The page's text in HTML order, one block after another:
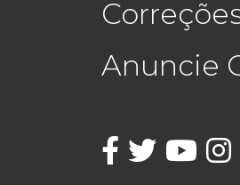
Anuncie